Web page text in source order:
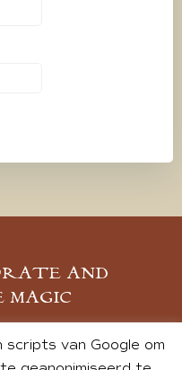
AND
MAGIC
van Google om